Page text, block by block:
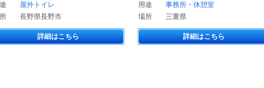
屋外トイレ
長野県長野市
詳細はこちら
用途
事務所・休憩室
場所
三重県
詳細はこちら